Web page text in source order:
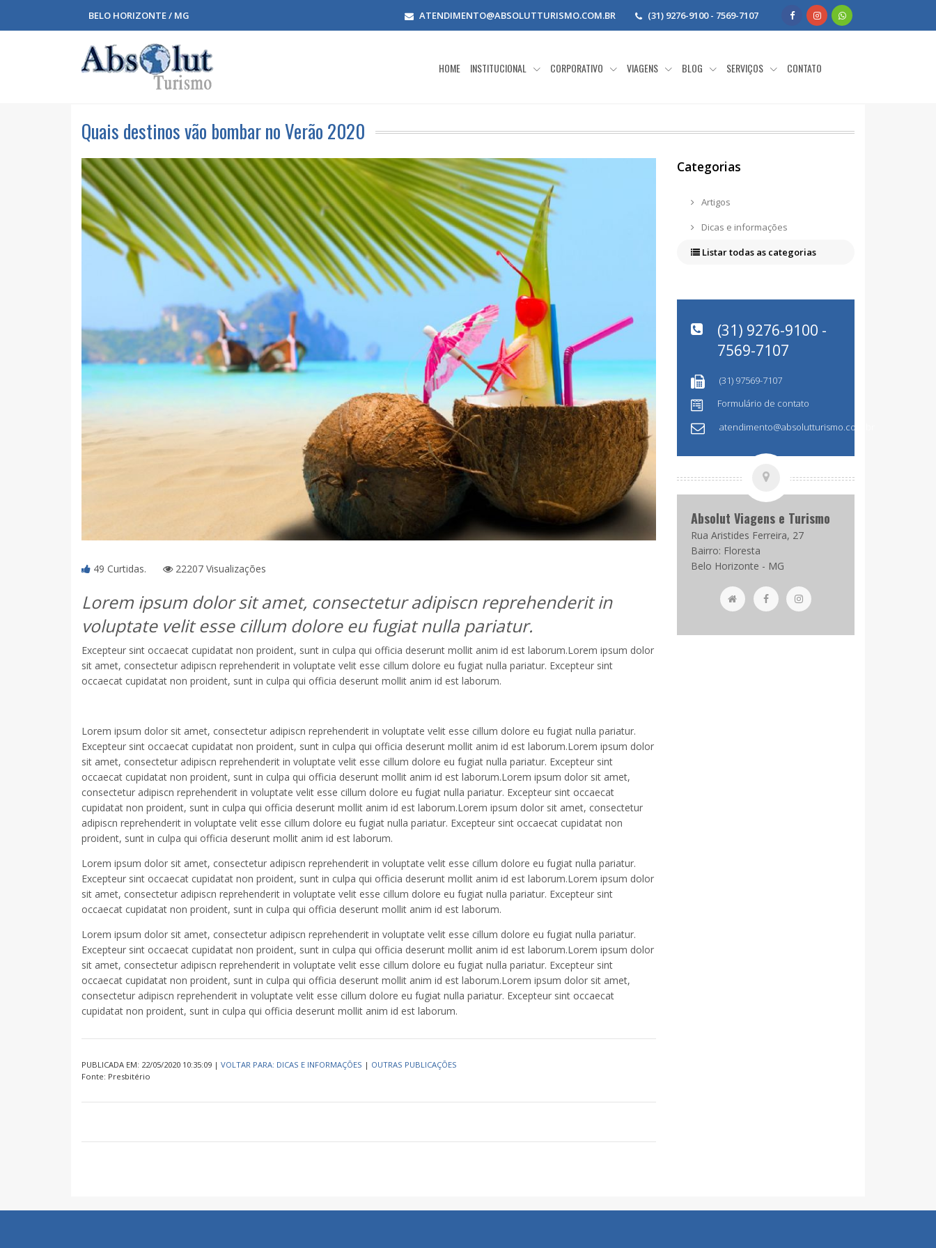
BELO HORIZONTE / MG ATENDIMENTO@ABSOLUTTURISMO.COM.BR (31) 9276-9100 - 7569-7107
HOME INSTITUCIONAL CORPORATIVO VIAGENS BLOG SERVIÇOS CONTATO
Quais destinos vão bombar no Verão 2020
49 Curtidas. 22207 Visualizações
Lorem ipsum dolor sit amet, consectetur adipiscn reprehenderit in
voluptate velit esse cillum dolore eu fugiat nulla pariatur.
Excepteur sint occaecat cupidatat non proident, sunt in culpa qui officia deserunt mollit anim id est laborum.Lorem ipsum dolor
sit amet, consectetur adipiscn reprehenderit in voluptate velit esse cillum dolore eu fugiat nulla pariatur. Excepteur sint
occaecat cupidatat non proident, sunt in culpa qui officia deserunt mollit anim id est laborum.
Lorem ipsum dolor sit amet, consectetur adipiscn reprehenderit in voluptate velit esse cillum dolore eu fugiat nulla pariatur.
Excepteur sint occaecat cupidatat non proident, sunt in culpa qui officia deserunt mollit anim id est laborum.Lorem ipsum dolor
sit amet, consectetur adipiscn reprehenderit in voluptate velit esse cillum dolore eu fugiat nulla pariatur. Excepteur sint
occaecat cupidatat non proident, sunt in culpa qui officia deserunt mollit anim id est laborum.Lorem ipsum dolor sit amet,
consectetur adipiscn reprehenderit in voluptate velit esse cillum dolore eu fugiat nulla pariatur. Excepteur sint occaecat
cupidatat non proident, sunt in culpa qui officia deserunt mollit anim id est laborum.Lorem ipsum dolor sit amet, consectetur
adipiscn reprehenderit in voluptate velit esse cillum dolore eu fugiat nulla pariatur. Excepteur sint occaecat cupidatat non
proident, sunt in culpa qui officia deserunt mollit anim id est laborum.
Lorem ipsum dolor sit amet, consectetur adipiscn reprehenderit in voluptate velit esse cillum dolore eu fugiat nulla pariatur.
Excepteur sint occaecat cupidatat non proident, sunt in culpa qui officia deserunt mollit anim id est laborum.Lorem ipsum dolor
sit amet, consectetur adipiscn reprehenderit in voluptate velit esse cillum dolore eu fugiat nulla pariatur. Excepteur sint
occaecat cupidatat non proident, sunt in culpa qui officia deserunt mollit anim id est laborum.
Lorem ipsum dolor sit amet, consectetur adipiscn reprehenderit in voluptate velit esse cillum dolore eu fugiat nulla pariatur.
Excepteur sint occaecat cupidatat non proident, sunt in culpa qui officia deserunt mollit anim id est laborum.Lorem ipsum dolor
sit amet, consectetur adipiscn reprehenderit in voluptate velit esse cillum dolore eu fugiat nulla pariatur. Excepteur sint
occaecat cupidatat non proident, sunt in culpa qui officia deserunt mollit anim id est laborum.Lorem ipsum dolor sit amet,
consectetur adipiscn reprehenderit in voluptate velit esse cillum dolore eu fugiat nulla pariatur. Excepteur sint occaecat
cupidatat non proident, sunt in culpa qui officia deserunt mollit anim id est laborum.
PUBLICADA EM: 22/05/2020 10:35:09 | VOLTAR PARA: DICAS E INFORMAÇÕES | OUTRAS PUBLICAÇÕES
Fonte: Presbitério
Categorias
Artigos
Dicas e informações
Listar todas as categorias
(31) 9276-9100 -
7569-7107
(31) 97569-7107
Formulário de contato
atendimento@absolutturismo.com.br
Absolut Viagens e Turismo
Rua Aristides Ferreira, 27
Bairro: Floresta
Belo Horizonte - MG